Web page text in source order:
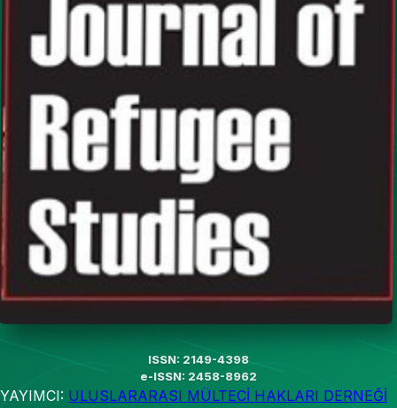
ISSN: 2149-4398
e-ISSN: 2458-8962
YAYIMCI: ULUSLARARASI MÜLTECİ HAKLARI DERNEĞİ